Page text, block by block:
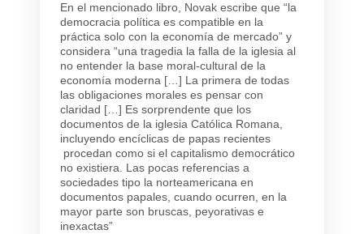
En el mencionado libro, Novak escribe que “la
democracia política es compatible en la
práctica solo con la economía de mercado” y
considera “una tragedia la falla de la iglesia al
no entender la base moral-cultural de la
economía moderna […] La primera de todas
las obligaciones morales es pensar con
claridad […] Es sorprendente que los
documentos de la iglesia Católica Romana,
incluyendo encíclicas de papas recientes
procedan como si el capitalismo democrático
no existiera. Las pocas referencias a
sociedades tipo la norteamericana en
documentos papales, cuando ocurren, en la
mayor parte son bruscas, peyorativas e
inexactas”